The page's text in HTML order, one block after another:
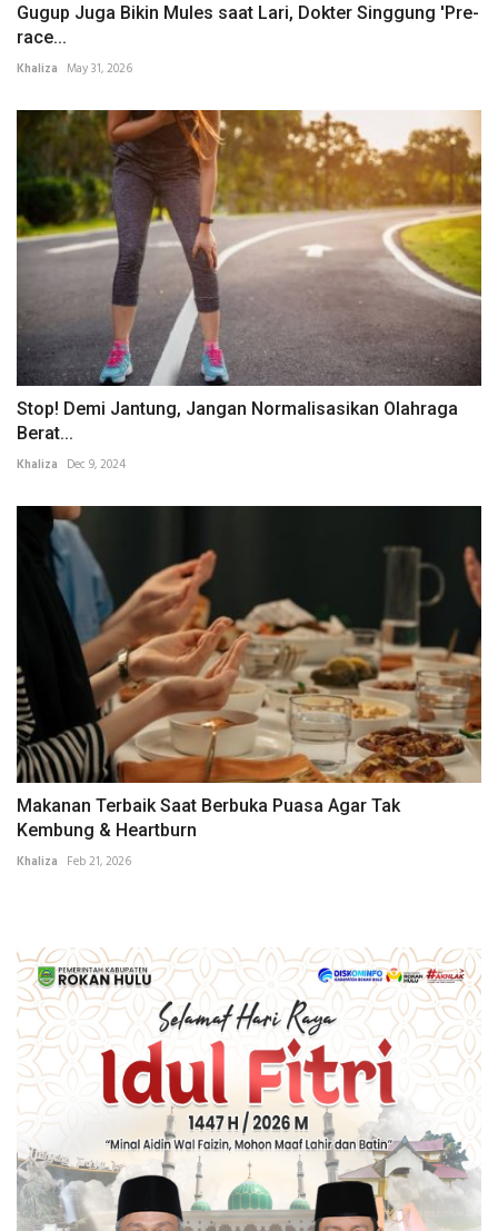
Gugup Juga Bikin Mules saat Lari, Dokter Singgung 'Pre-
race...
Khaliza May 31, 2026
Stop! Demi Jantung, Jangan Normalisasikan Olahraga
Berat...
Khaliza Dec 9, 2024
Makanan Terbaik Saat Berbuka Puasa Agar Tak
Kembung & Heartburn
Khaliza Feb 21, 2026